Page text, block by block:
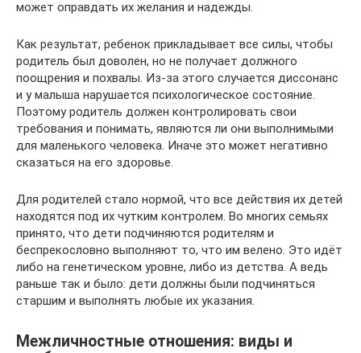
может оправдать их желания и надежды.
Как результат, ребенок прикладывает все силы, чтобы
родитель был доволен, но не получает должного
поощрения и похвалы. Из-за этого случается диссонанс
и у малыша нарушается психологическое состояние.
Поэтому родитель должен контролировать свои
требования и понимать, являются ли они выполнимыми
для маленького человека. Иначе это может негативно
сказаться на его здоровье.
Для родителей стало нормой, что все действия их детей
находятся под их чутким контролем. Во многих семьях
принято, что дети подчиняются родителям и
беспрекословно выполняют то, что им велено. Это идёт
либо на генетическом уровне, либо из детства. А ведь
раньше так и было: дети должны были подчиняться
старшим и выполнять любые их указания.
Межличностные отношения: виды и